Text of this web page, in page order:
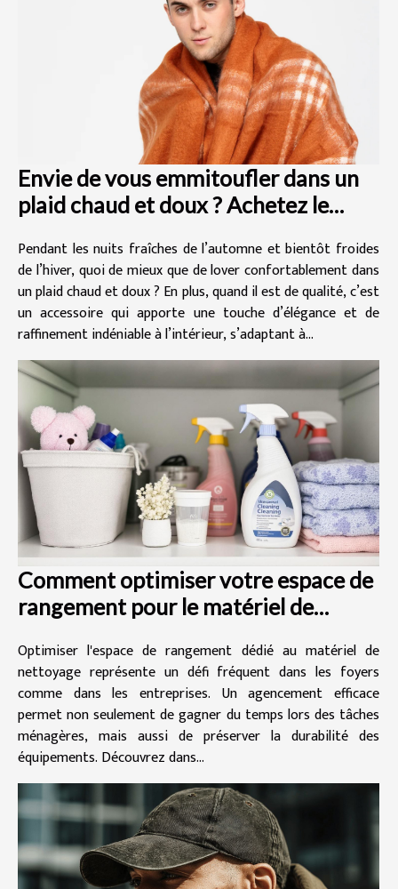
Envie de vous emmitoufler dans un
plaid chaud et doux ? Achetez le
Pendant les nuits fraîches de l’automne et bientôt froides
de l’hiver, quoi de mieux que de lover confortablement dans
un plaid chaud et doux ? En plus, quand il est de qualité, c’est
un accessoire qui apporte une touche d’élégance et de
raffinement indéniable à l’intérieur, s’adaptant à...
Comment optimiser votre espace de
rangement pour le matériel de
Optimiser l'espace de rangement dédié au matériel de
nettoyage représente un défi fréquent dans les foyers
comme dans les entreprises. Un agencement efficace
permet non seulement de gagner du temps lors des tâches
ménagères, mais aussi de préserver la durabilité des
équipements. Découvrez dans...